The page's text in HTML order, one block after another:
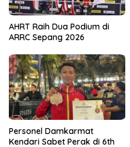
AHRT Raih Dua Podium di
ARRC Sepang 2026
Personel Damkarmat
Kendari Sabet Perak di 6th